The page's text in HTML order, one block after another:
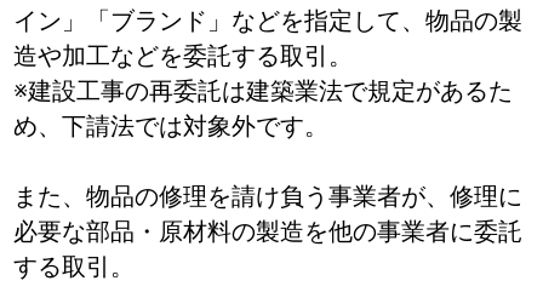
イン」「ブランド」などを指定して、物品の製
造や加工などを委託する取引。
※建設工事の再委託は建築業法で規定があるた
め、下請法では対象外です。
また、物品の修理を請け負う事業者が、修理に
必要な部品・原材料の製造を他の事業者に委託
する取引。